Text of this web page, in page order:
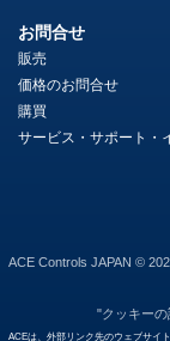
お問合せ
販売
価格のお問合せ
購買
サービス・サポート・
ACE Controls JAPAN ©
"クッキーの
ACEは、外部リンク先のウェブサイ